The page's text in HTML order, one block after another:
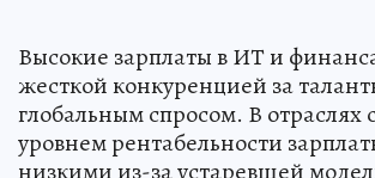
Высокие зарплаты в ИТ и
жесткой конкуренцией за
глобальным спросом. В отраслях
уровнем рентабельности
низкими из-за устаревшей